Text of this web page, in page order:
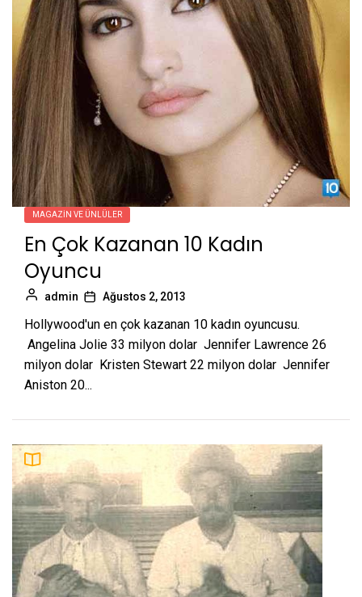
MAGAZIN VE ÜNLÜLER
En Çok Kazanan 10 Kadın
Oyuncu
admin Ağustos 2, 2013
Hollywood'un en çok kazanan 10 kadın oyuncusu.
Angelina Jolie 33 milyon dolar Jennifer Lawrence 26
milyon dolar Kristen Stewart 22 milyon dolar Jennifer
Aniston 20...